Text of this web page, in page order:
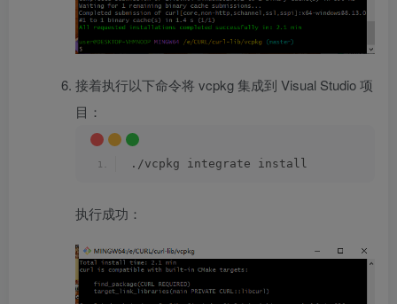
接着执行以下命令将 vcpkg 集成到 Visual Studio 项
目：
./vcpkg integrate install
执行成功：